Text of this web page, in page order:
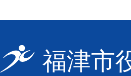
福
津
福津市